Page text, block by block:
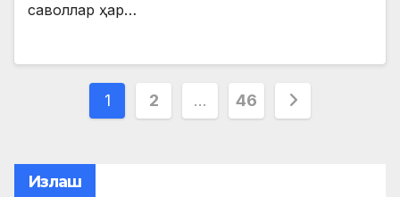
саволлар ҳар…
Posts
1 2 … 46
Излаш